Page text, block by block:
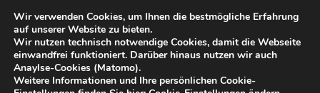
Start Schlagworte Digitalisierung
Schlagwort: Digitalisierung
Wir verwenden Cookies, um Ihnen die bestmögliche Erfahrung
auf unserer Website zu bieten.
Wir nutzen technisch notwendige Cookies, damit die Webseite
einwandfrei funktioniert. Darüber hinaus nutzen wir auch
Anaylse-Cookies (Matomo).
Weitere Informationen und Ihre persönlichen Cookie-